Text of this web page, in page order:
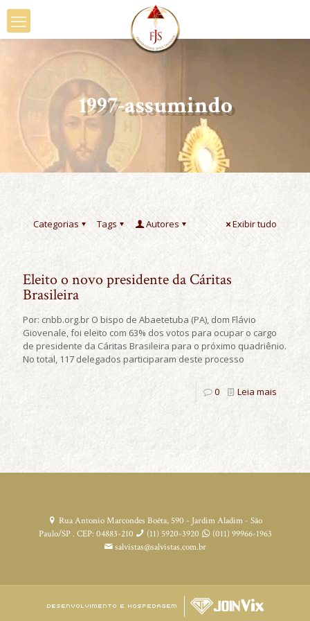
1997-assumindo
Categorias Tags Autores Exibir tudo
Eleito o novo presidente da Cáritas
Brasileira
Por: cnbb.org.br O bispo de Abaetetuba (PA), dom Flávio
Giovenale, foi eleito com 63% dos votos para ocupar o cargo
de presidente da Cáritas Brasileira para o próximo quadriênio.
No total, 117 delegados participaram deste processo
0 Leia mais
Rua Antonio Marcondes Boêta, 590 - Jardim Aladim - São
Paulo/SP . CEP: 04883-210
(11) 5920-3920
(011) 99966-1963
salvistas@salvistas.com.br